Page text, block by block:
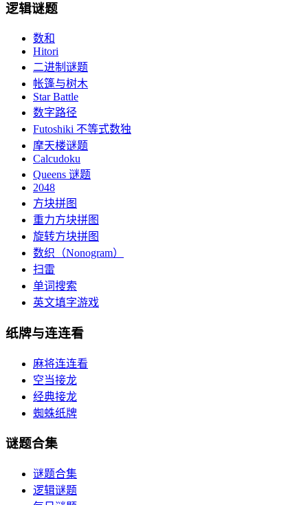
逻辑谜题
数和
Hitori
二进制谜题
帐篷与树木
Star Battle
数字路径
Futoshiki 不等式数独
摩天楼谜题
Calcudoku
Queens 谜题
2048
方块拼图
重力方块拼图
旋转方块拼图
数织（Nonogram）
扫雷
单词搜索
英文填字游戏
纸牌与连连看
麻将连连看
空当接龙
经典接龙
蜘蛛纸牌
谜题合集
谜题合集
逻辑谜题